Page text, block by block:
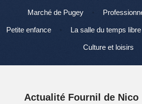
Marché de Pugey
Petite enfance La salle du temps libre
Culture et loisirs
Actualité Fournil de Nico